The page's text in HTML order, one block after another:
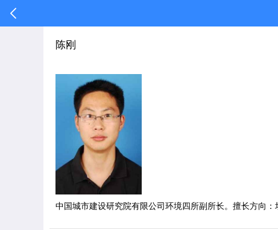
陈刚
中国城市建设研究院有限公司环境四所副所长。擅长方向：